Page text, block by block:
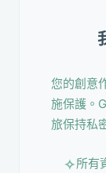
您的創意
施保護。
旅保持私
所有